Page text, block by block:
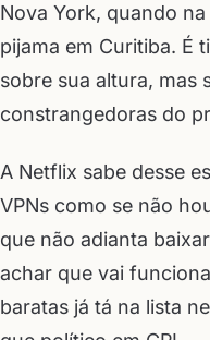
Nova York, quando
pijama em Curitiba. É
sobre sua altura, mas
constrangedoras do
A Netflix sabe desse
VPNs como se não
que não adianta
achar que vai
baratas já tá na lista